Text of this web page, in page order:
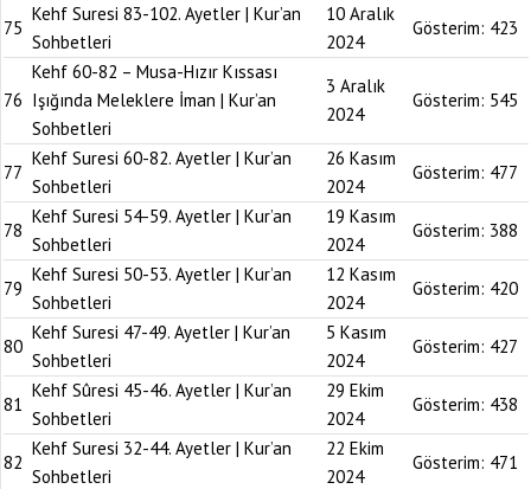
75
Kehf Suresi 83-102. Ayetler | Kur’an
Sohbetleri
10 Aralık
2024
Gösterim: 423
76
Kehf 60-82 – Musa-Hızır Kıssası
Işığında Meleklere İman | Kur’an
Sohbetleri
3 Aralık
2024
Gösterim: 545
77
Kehf Suresi 60-82. Ayetler | Kur’an
Sohbetleri
26 Kasım
2024
Gösterim: 477
78
Kehf Suresi 54-59. Ayetler | Kur’an
Sohbetleri
19 Kasım
2024
Gösterim: 388
79
Kehf Suresi 50-53. Ayetler | Kur’an
Sohbetleri
12 Kasım
2024
Gösterim: 420
80
Kehf Suresi 47-49. Ayetler | Kur’an
Sohbetleri
5 Kasım
2024
Gösterim: 427
81
Kehf Sûresi 45-46. Ayetler | Kur’an
Sohbetleri
29 Ekim
2024
Gösterim: 438
82
Kehf Suresi 32-44. Ayetler | Kur’an
Sohbetleri
22 Ekim
2024
Gösterim: 471